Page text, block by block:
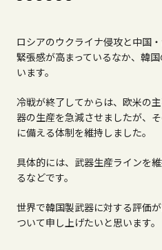
ロシアのウクライナ侵攻と中国
緊張感が高まっているなか、韓
います。
冷戦が終了してからは、欧米の
器の生産を急減させましたが、
に備える体制を維持しました。
具体的には、武器生産ラインを
るなどです。
世界で韓国製武器に対する評価
ついて申し上げたいと思います。